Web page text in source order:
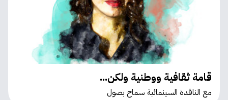
قامة ثقافية ووطنية ولكن...
مع الناقدة السينمائية سماح بصول